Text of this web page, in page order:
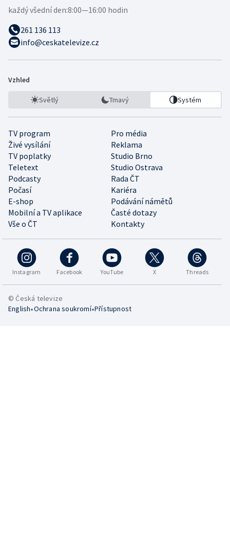
každý všední den:8:00—16:00 hodin
261 136 113
info@ceskatelevize.cz
Vzhled
Světlý Tmavý Systém
TV program
Pro média
Živé vysílání
Reklama
TV poplatky
Studio Brno
Teletext
Studio Ostrava
Podcasty
Rada ČT
Počasí
Kariéra
E-shop
Podávání námětů
Mobilní a TV aplikace
Časté dotazy
Vše o ČT
Kontakty
Instagram Facebook YouTube X Threads
© Česká televize
English•Ochrana soukromí•Přístupnost